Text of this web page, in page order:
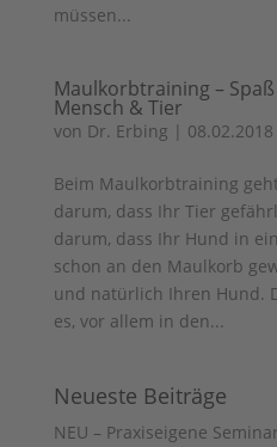
müssen...
Maulkorbtraining –
Mensch & Tier
von Dr. Erbing | 08.02.2018
Beim Maulkorbtraining
darum, dass Ihr Tier
darum, dass Ihr Hund in
schon an den Maulkorb
und natürlich Ihren Hund.
es, vor allem in den...
Neueste Beiträge
NEU – Praxiseigene